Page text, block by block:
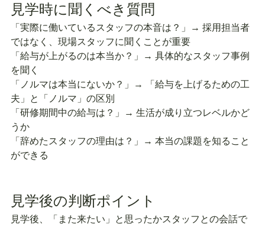
見学時に聞くべき質問
「実際に働いているスタッフの本音は？」→ 採用担当者
ではなく、現場スタッフに聞くことが重要
「給与が上がるのは本当か？」→ 具体的なスタッフ事例
を聞く
「ノルマは本当にないか？」→ 「給与を上げるための工
夫」と「ノルマ」の区別
「研修期間中の給与は？」→ 生活が成り立つレベルかど
うか
「辞めたスタッフの理由は？」→ 本当の課題を知ること
ができる
見学後の判断ポイント
見学後、「また来たい」と思ったかスタッフとの会話で